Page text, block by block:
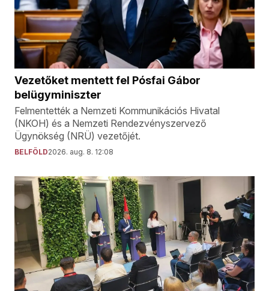
Vezetőket mentett fel Pósfai Gábor
belügyminiszter
Felmentették a Nemzeti Kommunikációs Hivatal
(NKOH) és a Nemzeti Rendezvényszervező
Ügynökség (NRÜ) vezetőjét.
BELFÖLD2026. aug. 8. 12:08